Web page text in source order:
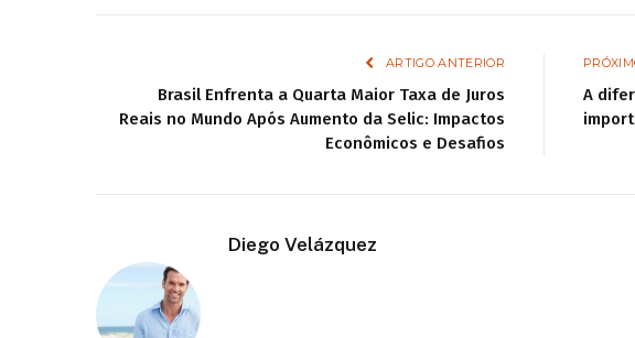
ARTIGO ANTERIOR
Brasil Enfrenta a Quarta Maior Taxa de Juros
Reais no Mundo Após Aumento da Selic: Impactos
Econômicos e Desafios
A
Diego Velázquez